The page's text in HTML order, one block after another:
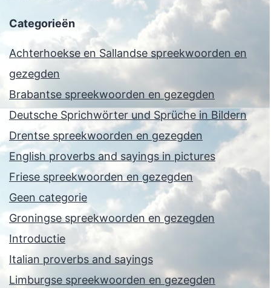
Categorieën
Achterhoekse en Sallandse spreekwoorden en
gezegden
Brabantse spreekwoorden en gezegden
Deutsche Sprichwörter und Sprüche in Bildern
Drentse spreekwoorden en gezegden
English proverbs and sayings in pictures
Friese spreekwoorden en gezegden
Geen categorie
Groningse spreekwoorden en gezegden
Introductie
Italian proverbs and sayings
Limburgse spreekwoorden en gezegden